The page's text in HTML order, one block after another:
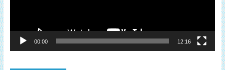
00:00 12:16